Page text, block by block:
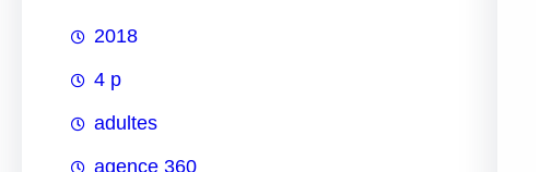
2018
4 p
adultes
agence 360